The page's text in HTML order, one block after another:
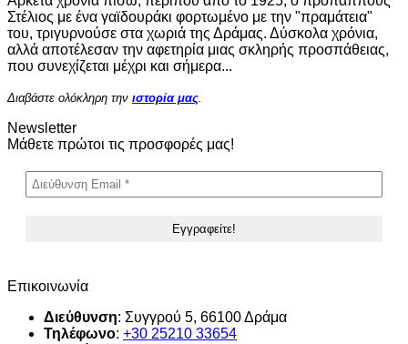
Στέλιος με ένα γαϊδουράκι φορτωμένο με την "πραμάτεια"
του, τριγυρνούσε στα χωριά της Δράμας. Δύσκολα χρόνια,
αλλά αποτέλεσαν την αφετηρία μιας σκληρής προσπάθειας,
που συνεχίζεται μέχρι και σήμερα...
Διαβάστε ολόκληρη την ιστορία μας.
Newsletter
Μάθετε πρώτοι τις προσφορές μας!
Επικοινωνία
Διεύθυνση: Συγγρού 5, 66100 Δράμα
Τηλέφωνο: +30 25210 33654